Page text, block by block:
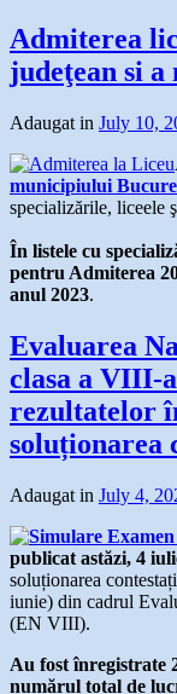
Admiterea
judeţean si
Adaugat in July 10,
municipiului
specializările, liceele
În listele cu
pentru Admiterea
anul 2023.
Evaluarea
clasa a VIII-
rezultatelor
soluționarea
Adaugat in July 4,
publicat astăzi, 4
soluționarea
iunie) din cadrul
(EN VIII).
Au fost înregistrate
numărul total de